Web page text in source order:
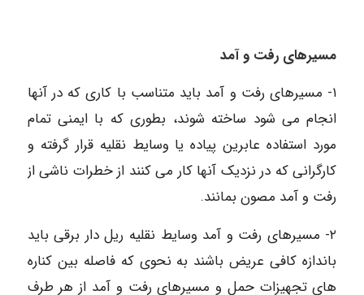
مسیرهای رفت و آمد
١- مسیرهای رفت و آمد باید متناسب با کاری که در آنها
انجام می شود ساخته شوند، بطوری که با ایمنی تمام
مورد استفاده عابرین پیاده یا وسایط نقلیه قرار گرفته و
کارگرانی که در نزدیک آنها کار می کنند از خطرات ناشی از
رفت و آمد مصون بمانند.
۲- مسیرهای رفت و آمد وسایط نقلیه ریل دار برقی باید
باندازه کافی عریض باشند به نحوی که فاصله بین کناره
های تجهیزات حمل و مسیرهای رفت و آمد از هر طرف